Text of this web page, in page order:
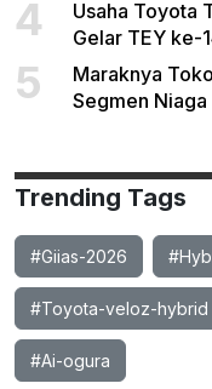
4
Usaha Toyota
Gelar TEY ke-
5
Maraknya
Segmen Niaga
Trending Tags
#Giias-2026
#Toyota-veloz-hybrid
#Ai-ogura